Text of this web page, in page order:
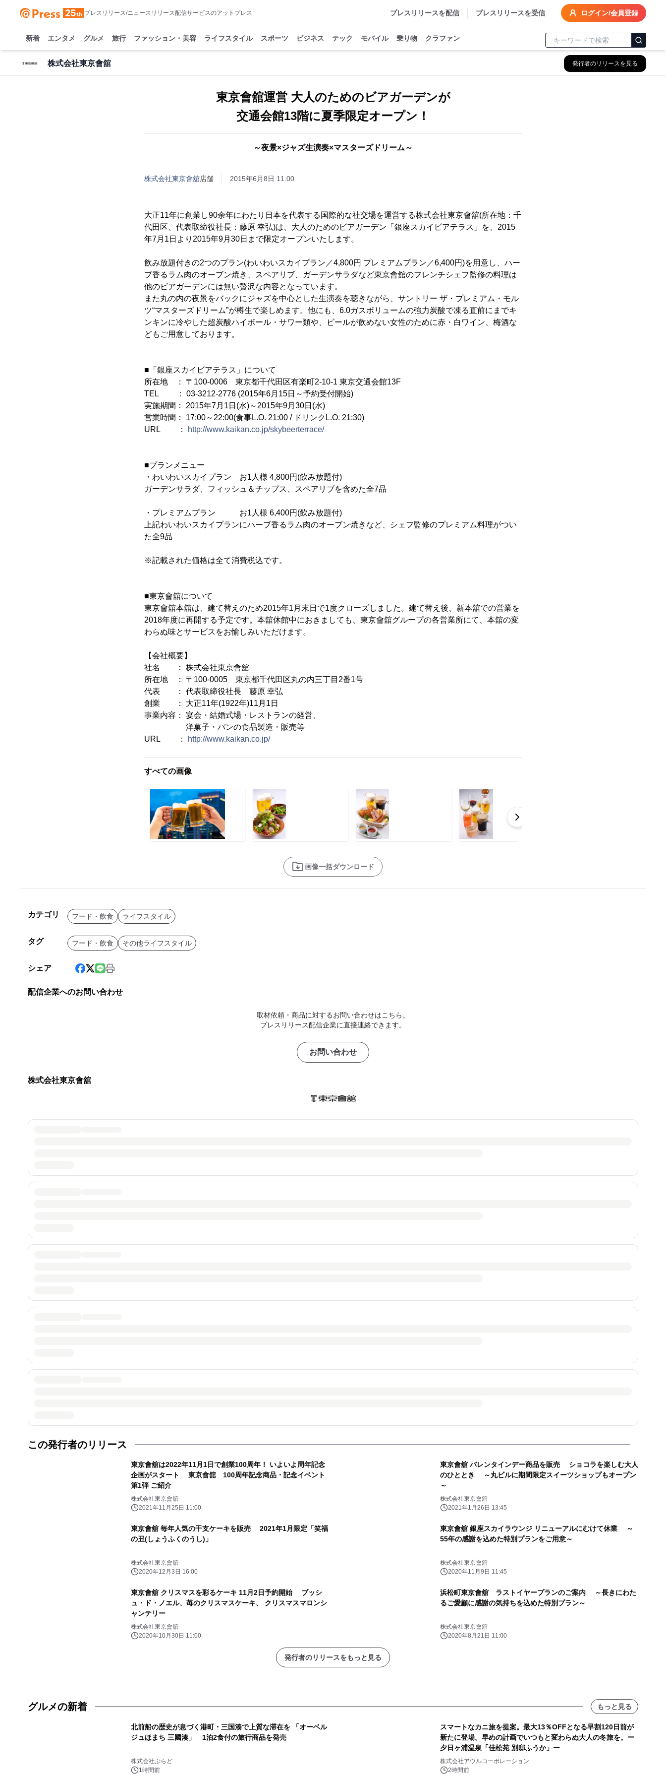
プレスリリース/ニュースリリース配信サービスのアットプレス プレスリリースを配信 プレスリリースを受信 ログイン/会員登録
新着 エンタメ グルメ 旅行 ファッション・美容 ライフスタイル スポーツ ビジネス テック モバイル 乗り物 クラファン
株式会社東京會舘 発行者のリリースを見る
東京會舘運営 大人のためのビアガーデンが
交通会館13階に夏季限定オープン！
～夜景×ジャズ生演奏×マスターズドリーム～
株式会社東京會舘店舗 2015年6月8日 11:00
大正11年に創業し90余年にわたり日本を代表する国際的な社交場を運営する株式会社東京會舘(所在地：千
代田区、代表取締役社長：藤原 幸弘)は、大人のためのビアガーデン「銀座スカイビアテラス」を、2015
年7月1日より2015年9月30日まで限定オープンいたします。
飲み放題付きの2つのプラン(わいわいスカイプラン／4,800円 プレミアムプラン／6,400円)を用意し、ハー
ブ香るラム肉のオーブン焼き、スペアリブ、ガーデンサラダなど東京會舘のフレンチシェフ監修の料理は
他のビアガーデンには無い贅沢な内容となっています。
また丸の内の夜景をバックにジャズを中心とした生演奏を聴きながら、サントリー ザ・プレミアム・モル
ツ“マスターズドリーム”が樽生で楽しめます。他にも、6.0ガスボリュームの強力炭酸で凍る直前にまでキ
ンキンに冷やした超炭酸ハイボール・サワー類や、ビールが飲めない女性のために赤・白ワイン、梅酒な
どもご用意しております。
■「銀座スカイビアテラス」について
所在地 ： 〒100-0006 東京都千代田区有楽町2-10-1 東京交通会館13F
TEL ： 03-3212-2776 (2015年6月15日～予約受付開始)
実施期間： 2015年7月1日(水)～2015年9月30日(水)
営業時間： 17:00～22:00(食事L.O. 21:00 / ドリンクL.O. 21:30)
URL ：
http://www.kaikan.co.jp/skybeerterrace/
■プランメニュー
・わいわいスカイプラン お1人様 4,800円(飲み放題付)
ガーデンサラダ、フィッシュ＆チップス、スペアリブを含めた全7品
・プレミアムプラン お1人様 6,400円(飲み放題付)
上記わいわいスカイプランにハーブ香るラム肉のオーブン焼きなど、シェフ監修のプレミアム料理がつい
た全9品
※記載された価格は全て消費税込です。
■東京會舘について
東京會舘本舘は、建て替えのため2015年1月末日で1度クローズしました。建て替え後、新本舘での営業を
2018年度に再開する予定です。本舘休館中におきましても、東京會舘グループの各営業所にて、本舘の変
わらぬ味とサービスをお愉しみいただけます。
【会社概要】
社名 ： 株式会社東京會舘
所在地 ： 〒100-0005 東京都千代田区丸の内三丁目2番1号
代表 ： 代表取締役社長 藤原 幸弘
創業 ： 大正11年(1922年)11月1日
事業内容： 宴会・結婚式場・レストランの経営、
洋菓子・パンの食品製造・販売等
URL ：
http://www.kaikan.co.jp/
すべての画像
画像一括ダウンロード
カテゴリ フード・飲食 ライフスタイル
タグ フード・飲食 その他ライフスタイル
シェア
配信企業へのお問い合わせ
取材依頼・商品に対するお問い合わせはこちら。
プレスリリース配信企業に直接連絡できます。
お問い合わせ
株式会社東京會舘
この発行者のリリース
東京會舘は2022年11月1日で創業100周年！ いよいよ周年記念
企画がスタート 東京會舘 100周年記念商品・記念イベント
第1弾 ご紹介
株式会社東京會舘
2021年11月25日 11:00
東京會舘 バレンタインデー商品を販売 ショコラを楽しむ大人
のひととき ～丸ビルに期間限定スイーツショップもオープン
～
株式会社東京會舘
2021年1月26日 13:45
東京會舘 毎年人気の干支ケーキを販売 2021年1月限定「笑福
の丑(しょうふくのうし)」
株式会社東京會舘
2020年12月3日 16:00
東京會舘 銀座スカイラウンジ リニューアルにむけて休業 ～
55年の感謝を込めた特別プランをご用意～
株式会社東京會舘
2020年11月9日 11:45
東京會舘 クリスマスを彩るケーキ 11月2日予約開始 ブッシ
ュ・ド・ノエル、苺のクリスマスケーキ、 クリスマスマロンシ
ャンテリー
株式会社東京會舘
2020年10月30日 11:00
浜松町東京會舘 ラストイヤープランのご案内 ～長きにわた
るご愛顧に感謝の気持ちを込めた特別プラン～
株式会社東京會舘
2020年8月21日 11:00
発行者のリリースをもっと見る
グルメの新着 もっと見る
北前船の歴史が息づく港町・三国湊で上質な滞在を 「オーベル
ジュほまち 三國湊」 1泊2食付の旅行商品を発売
株式会社ぷらど
1時間前
スマートなカニ旅を提案。最大13％OFFとなる早割120日前が
新たに登場。早めの計画でいつもと変わらぬ大人の冬旅を。ー
夕日ヶ浦温泉「佳松苑 別邸ふうか」ー
株式会社アウルコーポレーション
2時間前